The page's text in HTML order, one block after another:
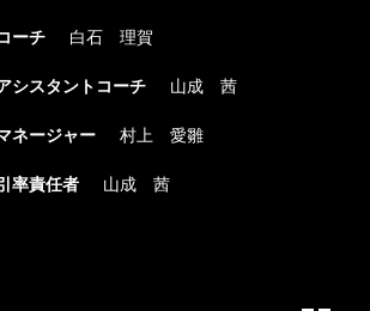
ーチ 白石 理賀
シスタントコーチ 山成 茜
ネージャー 村上 愛雛
率責任者 山成 茜